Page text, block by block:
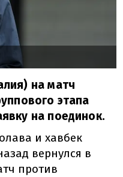
на матч
этапа
на поединок.
и хавбек
вернулся в
против